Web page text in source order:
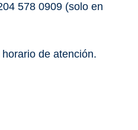
578 0909 (solo en
de atención.